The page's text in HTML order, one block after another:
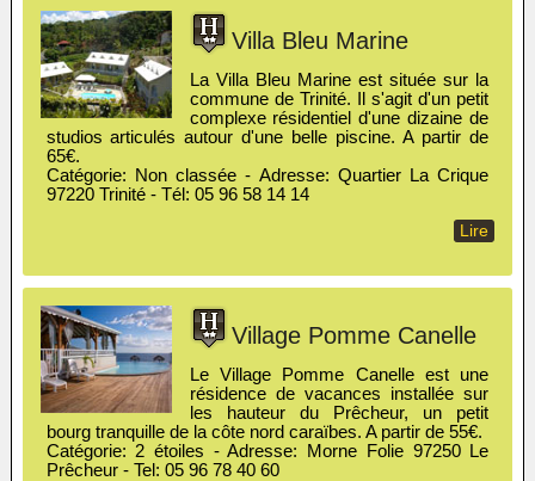
Villa Bleu Marine
La Villa Bleu Marine est située sur la
commune de Trinité. Il s'agit d'un petit
complexe résidentiel d'une dizaine de
studios articulés autour d'une belle piscine. A partir de
65€.
Catégorie: Non classée - Adresse: Quartier La Crique
97220 Trinité - Tél: 05 96 58 14 14
Lire
Village Pomme Canelle
Le Village Pomme Canelle est une
résidence de vacances installée sur
les hauteur du Prêcheur, un petit
bourg tranquille de la côte nord caraïbes. A partir de 55€.
Catégorie: 2 étoiles - Adresse: Morne Folie 97250 Le
Prêcheur - Tel: 05 96 78 40 60